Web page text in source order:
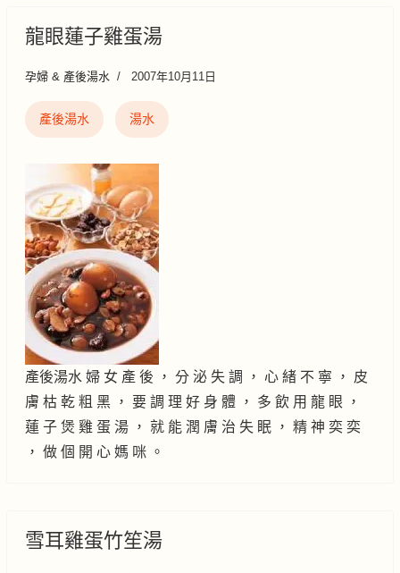
龍眼蓮子雞蛋湯
孕婦 & 產後湯水 2007年10月11日
產後湯水 湯水
產後湯水 婦 女 產 後 ， 分 泌 失 調 ， 心 緒 不 寧 ， 皮
膚 枯 乾 粗 黑 ， 要 調 理 好 身 體 ， 多 飲 用 龍 眼 ，
蓮 子 煲 雞 蛋 湯 ， 就 能 潤 膚 治 失 眠 ， 精 神 奕 奕
， 做 個 開 心 媽 咪 。
雪耳雞蛋竹笙湯